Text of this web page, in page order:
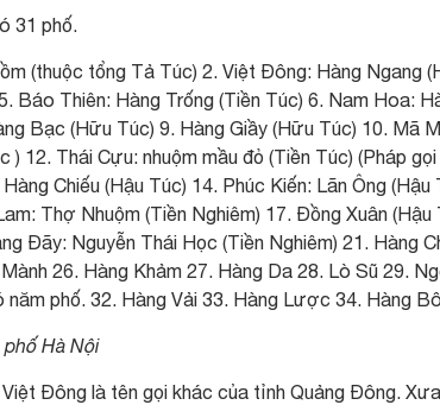
31 phố.
(thuộc tổng Tả Túc) 2. Việt Đông: Hàng Ngang
Báo Thiên: Hàng Trống (Tiền Túc) 6. Nam Hoa:
Bạc (Hữu Túc) 9. Hàng Giầy (Hữu Túc) 10. Mã
) 12. Thái Cựu: nhuộm mầu đỏ (Tiền Túc) (Pháp
Chiếu (Hậu Túc) 14. Phúc Kiến: Lãn Ông
Thợ Nhuộm (Tiền Nghiêm) 17. Đồng Xuân
Đãy: Nguyễn Thái Học (Tiền Nghiêm) 21. Hàng
26. Hàng Khảm 27. Hàng Da 28. Lò Sũ 29.
năm phố. 32. Hàng Vải 33. Hàng Lược 34. Hàng
Hà Nội
Đông là tên gọi khác của tỉnh Quảng Đông.